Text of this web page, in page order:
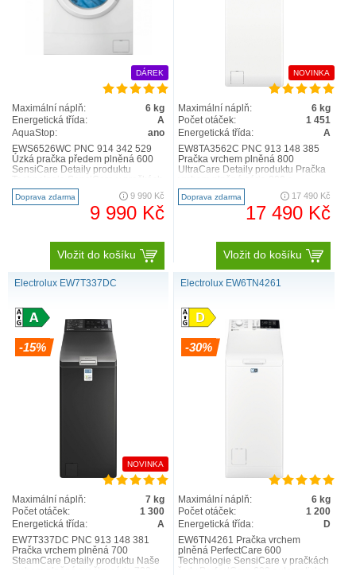
Emise hluku
Pračky PerfectCare
jemné prádlo, jež stále vypadá jako v den, kdy jste
ho koupili.
DÁREK
Maximální náplň:
6 kg
Energetická třída:
A
AquaStop:
ano
EWS6526WC PNC 914 342 529
Úzká pračka předem plněná 600
SensiCare Detaily produktu
série SensiCare 600 automa..
Doprava zdarma 9 990 Kč
9 990 Kč
Vložit do košíku
NOVINKA
Maximální náplň:
6 kg
Počet otáček:
1 451
Energetická třída:
A
EW8TA3562C PNC 913 148 385
Pračka vrchem plněná 800
UltraCare Detaily produktu Pračka
technologií UltraCare smíchá pra..
Doprava zdarma 17 490 Kč
17 490 Kč
Vložit do košíku
Electrolux EW7T337DC
-15%
NOVINKA
Maximální náplň:
7 kg
Počet otáček:
1 300
Energetická třída:
A
EW7T337DC PNC 913 148 381
Pračka vrchem plněná 700
SteamCare Detaily produktu Naše
Electrolux EW6TN4261
-30%
Maximální náplň:
6 kg
Počet otáček:
1 200
Energetická třída:
D
EW6TN4261 Pračka vrchem
plněná PerfectCare 600
Technologie SensiCare v pračkách